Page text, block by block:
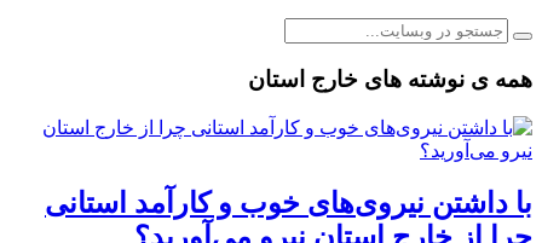
همه ی نوشته های خارج استان
با داشتن نیروی‌های خوب و کارآمد استانی
چرا از خارج استان نیرو می‌آورید؟